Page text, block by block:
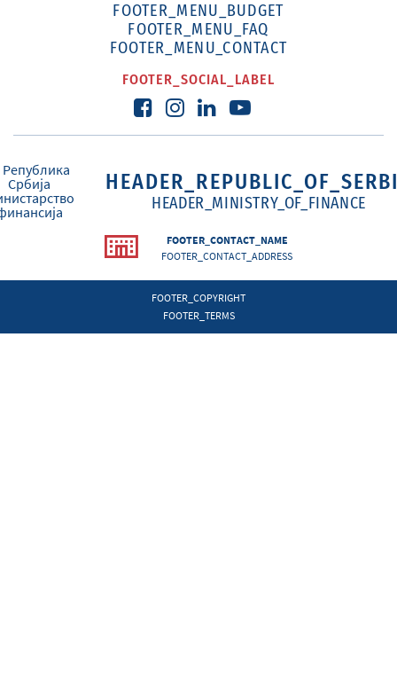
FOOTER_MENU_BUDGET
FOOTER_MENU_FAQ
FOOTER_MENU_CONTACT
FOOTER_SOCIAL_LABEL
HEADER_MINISTRY_OF_FINANCE
FOOTER_CONTACT_NAME
FOOTER_CONTACT_ADDRESS
FOOTER_COPYRIGHT
FOOTER_TERMS